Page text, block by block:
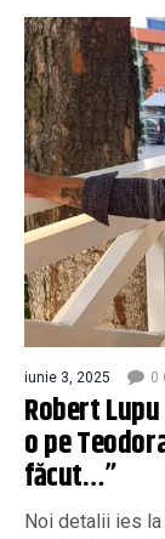
iunie 3, 2025 0
Robert
o pe
făcut…”
Noi detalii ies